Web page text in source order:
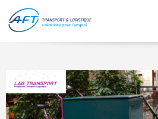
contenu
principal